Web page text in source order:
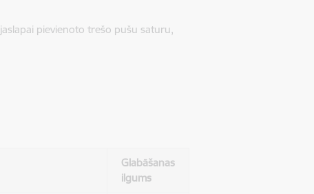
pievienoto trešo pušu saturu,
Glabāšanas
ilgums